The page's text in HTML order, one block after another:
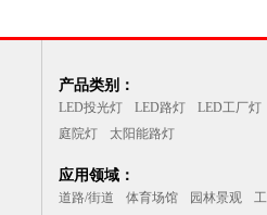
产品类别：
LED投光灯 LED路灯
LED工厂灯
庭院灯
太阳能路灯
应用领域：
道路/街道 体育场馆 园林景观